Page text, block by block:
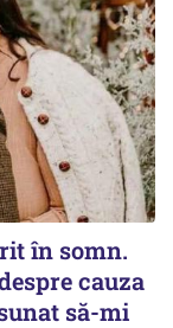
în somn.
cauza
să-mi